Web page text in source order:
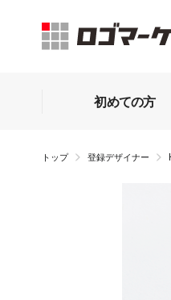
初めての方
トップ 登録デザイナー